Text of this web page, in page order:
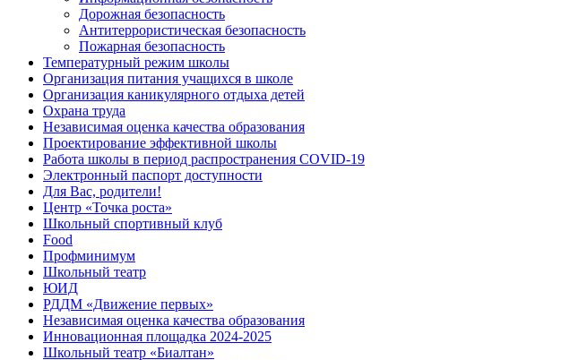
Дорожная безопасность
Антитеррористическая безопасность
Пожарная безопасность
Температурный режим школы
Организация питания учащихся в школе
Организация каникулярного отдыха детей
Охрана труда
Независимая оценка качества образования
Проектирование эффективной школы
Работа школы в период распространения COVID-19
Электронный паспорт доступности
Для Вас, родители!
Центр «Точка роста»
Школьный спортивный клуб
Food
Профминимум
Школьный театр
ЮИД
РДДМ «Движение первых»
Независимая оценка качества образования
Инновационная площадка 2024-2025
Школьный театр «Биалтан»